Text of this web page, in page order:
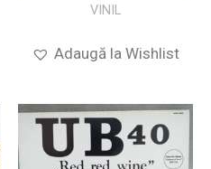
VINIL
Adaugă la Wishlist